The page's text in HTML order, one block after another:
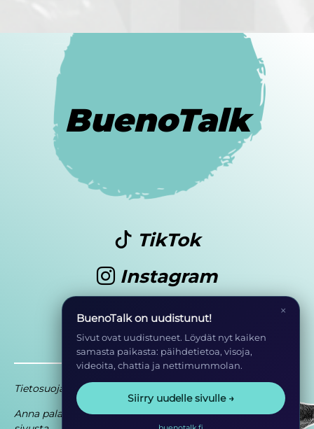
BuenoTalk
TikTok
Instagram
Youtube
Tietosuoja
Anna palautetta
Osa EHYT ry:n
×
BuenoTalk on uudistunut!
Sivut ovat uudistuneet. Löydät nyt kaiken
samasta paikasta: päihdetietoa, visoja,
videoita, chattia ja nettimummolan.
Siirry uudelle sivulle →